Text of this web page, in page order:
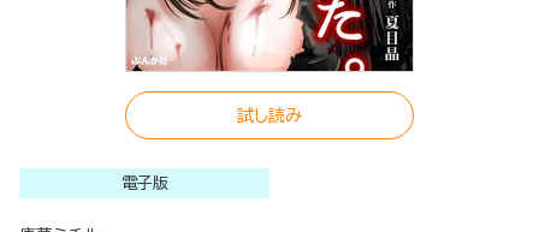
試し読み
電子版